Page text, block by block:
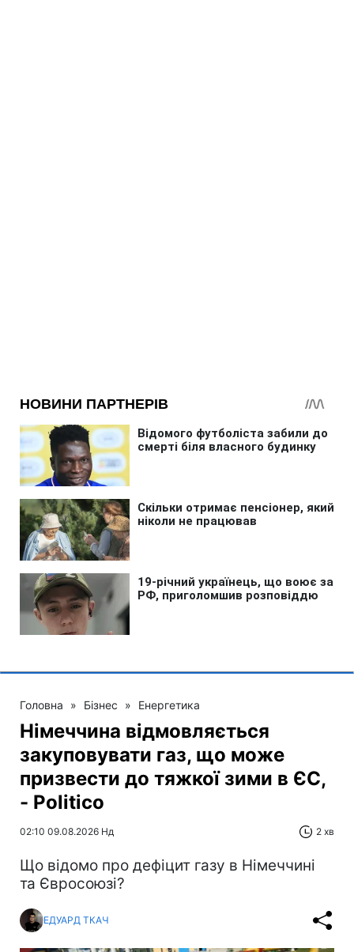
Головна » Бізнес » Енергетика
Німеччина відмовляється
закуповувати газ, що може
призвести до тяжкої зими в ЄС,
- Politico
02:10 09.08.2026 Нд 2 хв
Що відомо про дефіцит газу в Німеччині
та Євросоюзі?
ЕДУАРД ТКАЧ